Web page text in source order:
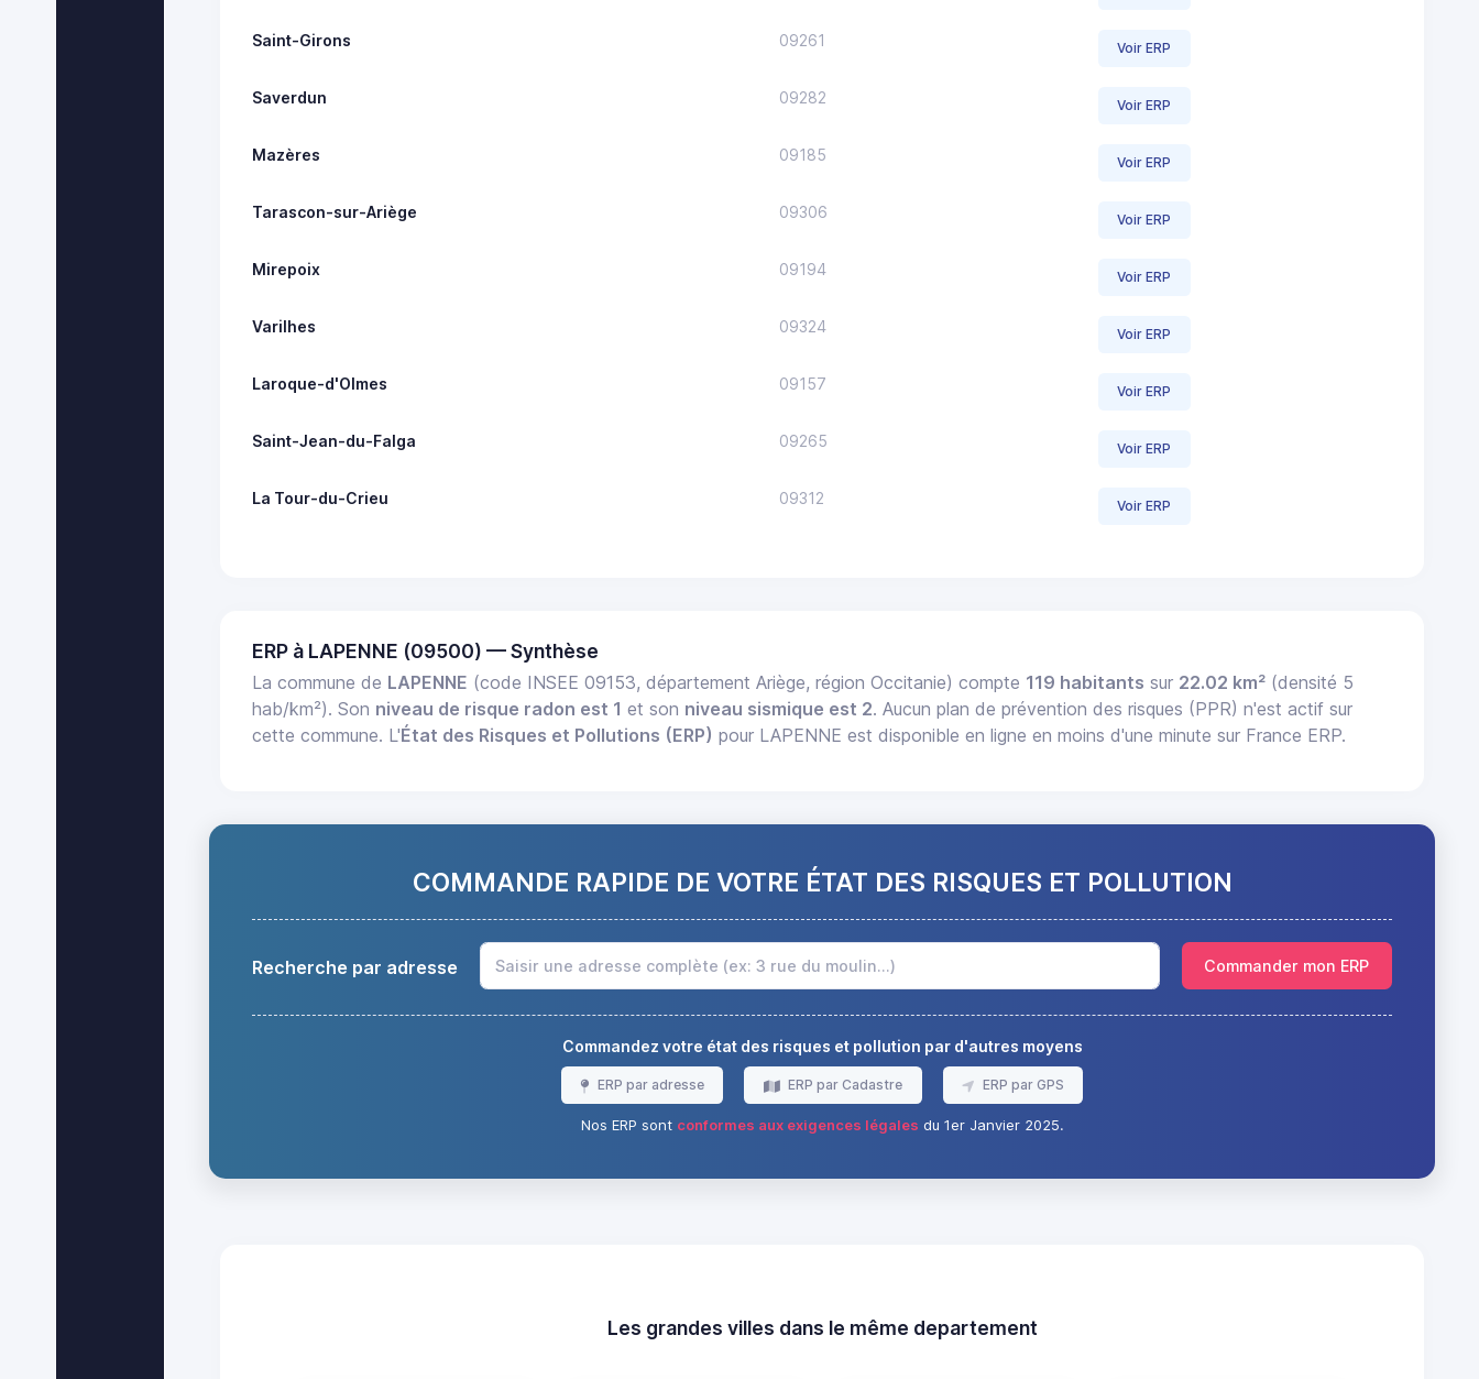
Saint-Girons 09261 Voir ERP
Saverdun 09282 Voir ERP
Mazères 09185 Voir ERP
Tarascon-sur-Ariège 09306 Voir ERP
Mirepoix 09194 Voir ERP
Varilhes 09324 Voir ERP
Laroque-d'Olmes 09157 Voir ERP
Saint-Jean-du-Falga 09265 Voir ERP
La Tour-du-Crieu 09312 Voir ERP
ERP à LAPENNE (09500) — Synthèse
La commune de LAPENNE (code INSEE 09153, département Ariège, région Occitanie) compte 119 habitants sur 22.02 km² (densité 5
hab/km²). Son niveau de risque radon est 1 et son niveau sismique est 2. Aucun plan de prévention des risques (PPR) n'est actif sur
cette commune. L'État des Risques et Pollutions (ERP) pour LAPENNE est disponible en ligne en moins d'une minute sur France ERP.
COMMANDE RAPIDE DE VOTRE ÉTAT DES RISQUES ET POLLUTION
Recherche par adresse Commander mon ERP
Commandez votre état des risques et pollution par d'autres moyens
ERP par adresse ERP par Cadastre ERP par GPS
Nos ERP sont conformes aux exigences légales du 1er Janvier 2025.
Les grandes villes dans le même departement